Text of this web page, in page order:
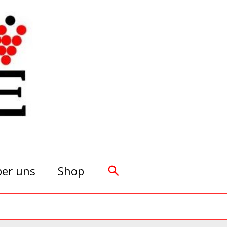
uns Shop Suchen